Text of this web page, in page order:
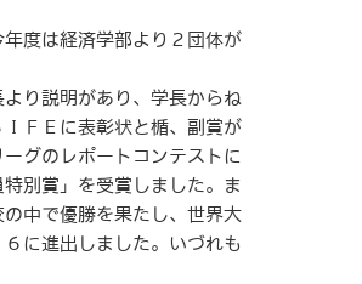
度は経済学部より２団体が
り説明があり、学長からね
ＦＥに表彰状と楯、副賞が
グのレポートコンテストに
別賞」を受賞しました。ま
中で優勝を果たし、世界大
に進出しました。いづれも